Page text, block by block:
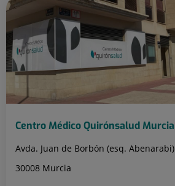
Centro Médico Quirónsalud Murcia
Avda. Juan de Borbón (esq. Abenarabi)
30008 Murcia